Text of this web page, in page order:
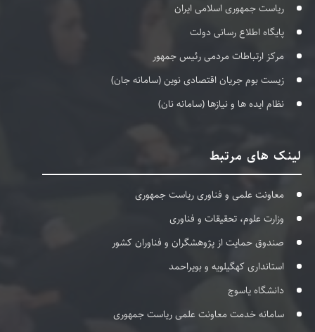
ریاست جمهوری اسلامی ایران
پایگاه اطلاع رسانی دولت
مرکز ارتباطات مردمی رئیس جمهور
زیست بوم جریان اقتصادی نوین (سامانه جان)
نظام ایده ها و نیازها (سامانه نان)
لینک های مرتبط
معاونت علمی و فناوری ریاست جمهوری
وزارت علوم، تحقیقات و فناوری
صندوق حمایت از پژوهشگران و فناوران کشور
استانداری کهگیلویه و بویراحمد
دانشگاه یاسوج
سامانه خدمت معاونت علمی ریاست جمهوری